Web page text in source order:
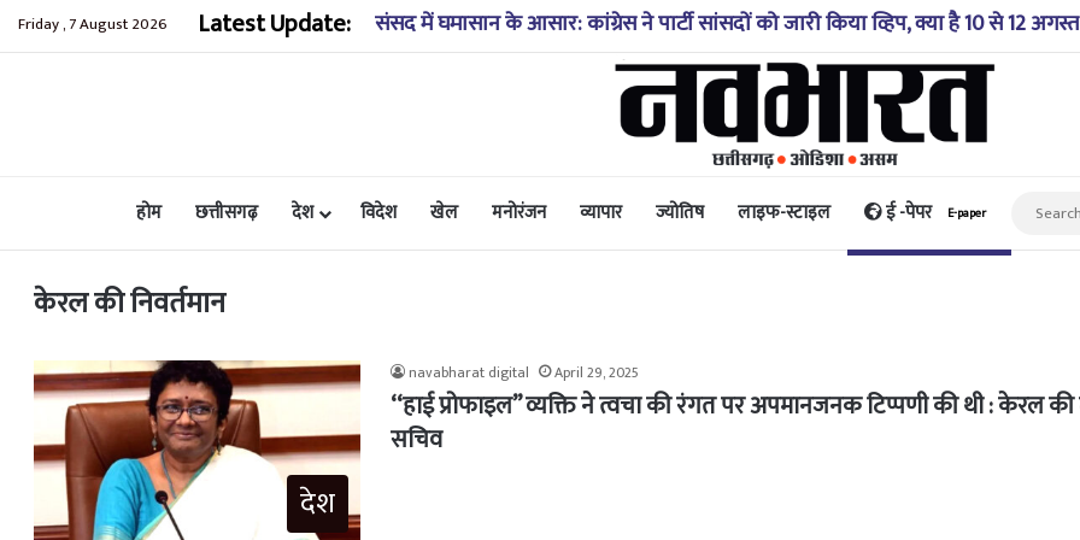
Friday , 7 August 2026 Latest Update: कुंडाधार के समीप खाई में गिरी कार, रेसक्यू टीम ने पांच शव निकाले, घायल बच्चे को पहुंचाया
होम छत्तीसगढ़ देश विदेश खेल मनोरंजन व्यापार ज्योतिष लाइफ-स्टाइल ई -पेपर E-paper
केरल की निवर्तमान
देश
navabharat digital April 29, 2025
‘‘हाई प्रोफाइल’’ व्यक्ति ने त्वचा की रंगत पर अपमानजनक टिप्पणी की थी : केरल
सचिव